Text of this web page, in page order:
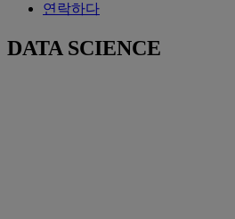
연락하다
DATA SCIENCE